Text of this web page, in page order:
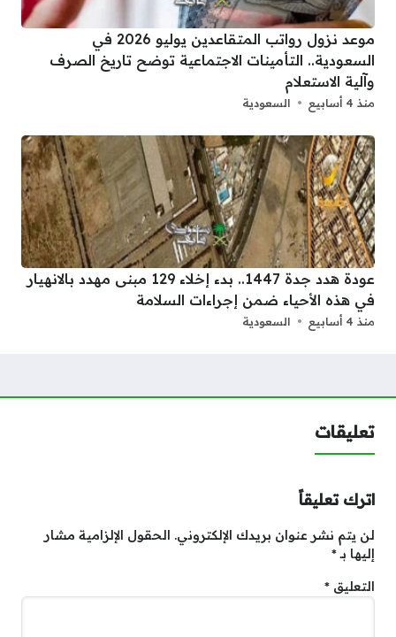
موعد نزول رواتب المتقاعدين يوليو 2026 في
السعودية.. التأمينات الاجتماعية توضح تاريخ الصرف
وآلية الاستعلام
منذ 4 أسابيع السعودية
عودة هدد جدة 1447.. بدء إخلاء 129 مبنى مهدد بالانهيار
في هذه الأحياء ضمن إجراءات السلامة
منذ 4 أسابيع السعودية
تعليقات
اترك تعليقاً
لن يتم نشر عنوان بريدك الإلكتروني. الحقول الإلزامية مشار
إليها بـ*
التعليق *